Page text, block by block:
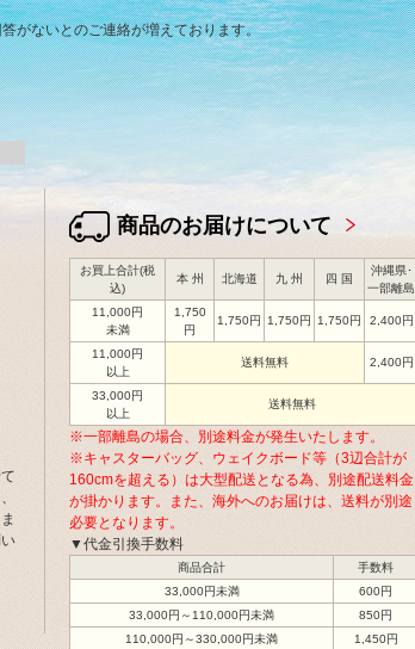
がないとのご連絡が増えております。
商品のお届けについて
お買上合計(税
込)
本 州 北海道 九 州 四 国
沖縄県･
一部離島
11,000円
未満
1,750
円
1,750円 1,750円 1,750円 2,400円
11,000円
以上
送料無料 2,400円
33,000円
以上
送料無料
※一部離島の場合、別途料金が発生いたします。
※キャスターバッグ、ウェイクボード等（3辺合計が
160cmを超える）は大型配送となる為、別途配送料金
が掛かります。また、海外へのお届けは、送料が別途
必要となります。
▼代金引換手数料
商品合計
手数料
33,000円未満
600円
33,000円～110,000円未満
850円
110,000円～330,000円未満
1,450円